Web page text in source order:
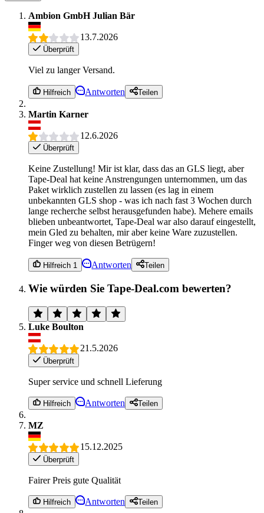
Ambion GmbH Julian Bär
13.7.2026
Überprüft
Viel zu langer Versand.
Hilfreich Antworten Teilen
Martin Karner
12.6.2026
Überprüft
Keine Zustellung! Mir ist klar, dass das an GLS liegt, aber
Tape-Deal hat keine Anstrengungen unternommen, um das
Paket wirklich zustellen zu lassen (es lag in einem
unbekannten GLS shop - was ich nach fast 3 Wochen durch
lange recherche selbst herausgefunden habe). Mehere emails
blieben unbeantwortet, Tape-Deal war also darauf eingestellt,
mein Gled zu behalten, mir aber keine Ware zuzustellen.
Finger weg von diesen Betrügern!
Hilfreich 1 Antworten Teilen
Wie würden Sie Tape-Deal.com bewerten?
Luke Boulton
21.5.2026
Überprüft
Super service und schnell Lieferung
Hilfreich Antworten Teilen
MZ
15.12.2025
Überprüft
Fairer Preis gute Qualität
Hilfreich Antworten Teilen